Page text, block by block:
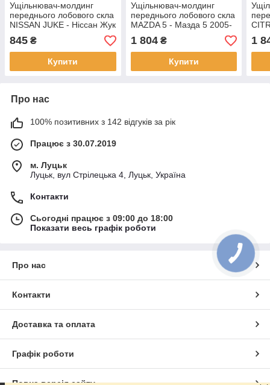
Ущільнювач-молдинг
переднього лобового скла
NISSAN JUKE - Ніссан Жук
2010-
845 ₴
Купити
Ущільнювач-молдинг
переднього лобового скла
MAZDA 5 - Мазда 5 2005-
2010
1 804₴
Купити
1
Про нас
100% позитивних з 142 відгуків за рік
Працює з 30.07.2019
м. Луцьк
Луцьк, вул Стрілецька 4, Луцьк, Україна
Контакти
Сьогодні працює з 09:00 до 18:00
Показати весь графік роботи
Про нас
Контакти
Доставка та оплата
Графік роботи